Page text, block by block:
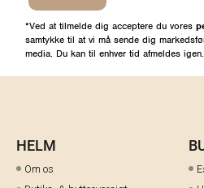
*Ved at tilmelde dig acceptere du vores
samtykke til at vi må sende dig
media. Du kan til enhver tid afmeldes igen.
HELM
Om os